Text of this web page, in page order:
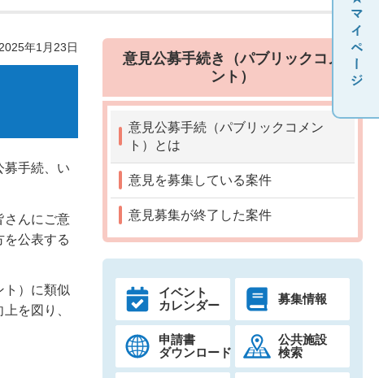
年1月23日
募手続、い
さんにご意
を公表する
ト）に類似
を図り、
意見公募手続き（パブリックコメ
ント）
意見公募手続（パブリックコメン
ト）とは
意見を募集している案件
意見募集が終了した案件
イベント
カレンダー
募集情報
申請書
ダウンロード
公共施設
検索